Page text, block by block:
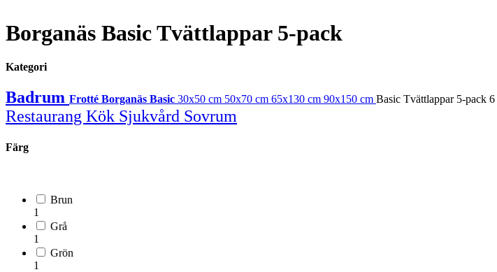
Borganäs Basic Tvättlappar 5-pack
Kategori
Badrum Frotté Borganäs Basic 30x50 cm 50x70 cm 65x130 cm 90x150 cm Basic Tvättlappar 5-pack 6
Restaurang Kök Sjukvård Sovrum
Färg
Brun
1
Grå
1
Grön
1